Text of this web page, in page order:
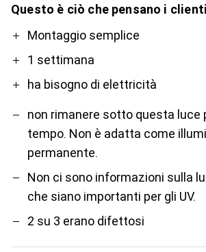
Questo è ciò che pensano i clienti
ProMontaggio semplice
1 settimana
ha bisogno di elettricità
Contro
non rimanere sotto questa luce
tempo. Non è adatta come
permanente.
Non ci sono informazioni sulla
che siano importanti per gli UV.
2 su 3 erano difettosi